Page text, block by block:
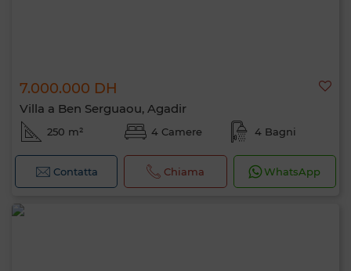
7.000.000 DH
Villa a Ben Serguaou, Agadir
250 m² 4 Camere 4 Bagni
Contatta Chiama WhatsApp